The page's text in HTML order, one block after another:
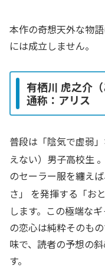
本作の奇想天外な物
には成立しません。
有栖川 虎之介
通称：アリス
普段は「陰気で虚弱
えない）男子高校生
のセーラー服を纏え
さ」 を発揮する「お
します。この極端な
の恋心は純粋そのも
味で、読者の予想の
す。